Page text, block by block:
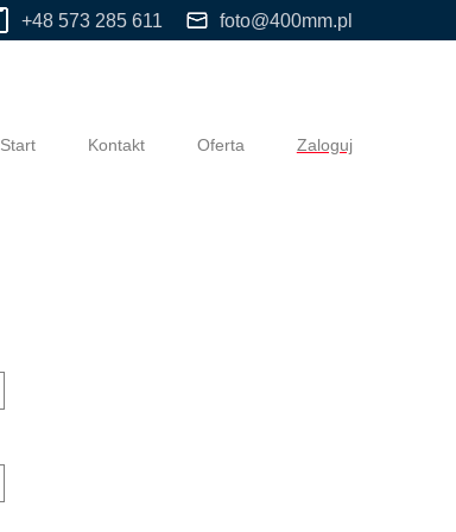
+48 573 285 611 foto@400mm.pl
Start Kontakt Oferta Zaloguj